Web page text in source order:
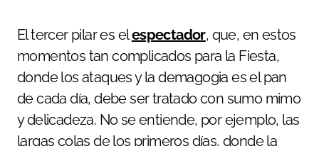
El tercer pilar es elespectador, que, en estos
momentos tan complicados para la Fiesta,
donde los ataques y la demagogia es el pan
de cada día, debe ser tratado con sumo mimo
y delicadeza. No se entiende, por ejemplo, las
largas colas de los primeros días, donde la